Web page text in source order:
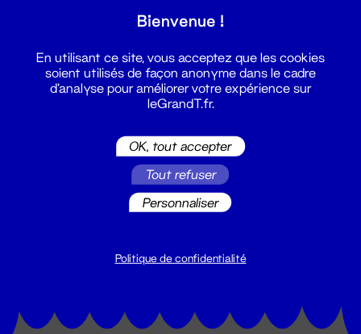
billetterie@leGrandT.fr
Du lundi au vendredi 14h → 18h
Bienvenue !
En utilisant ce site, vous acceptez que les cookies
soient utilisés de façon anonyme dans le cadre
d'analyse pour améliorer votre expérience sur
leGrandT.fr.
OK, tout accepter
Tout refuser
Personnaliser
Politique de confidentialité